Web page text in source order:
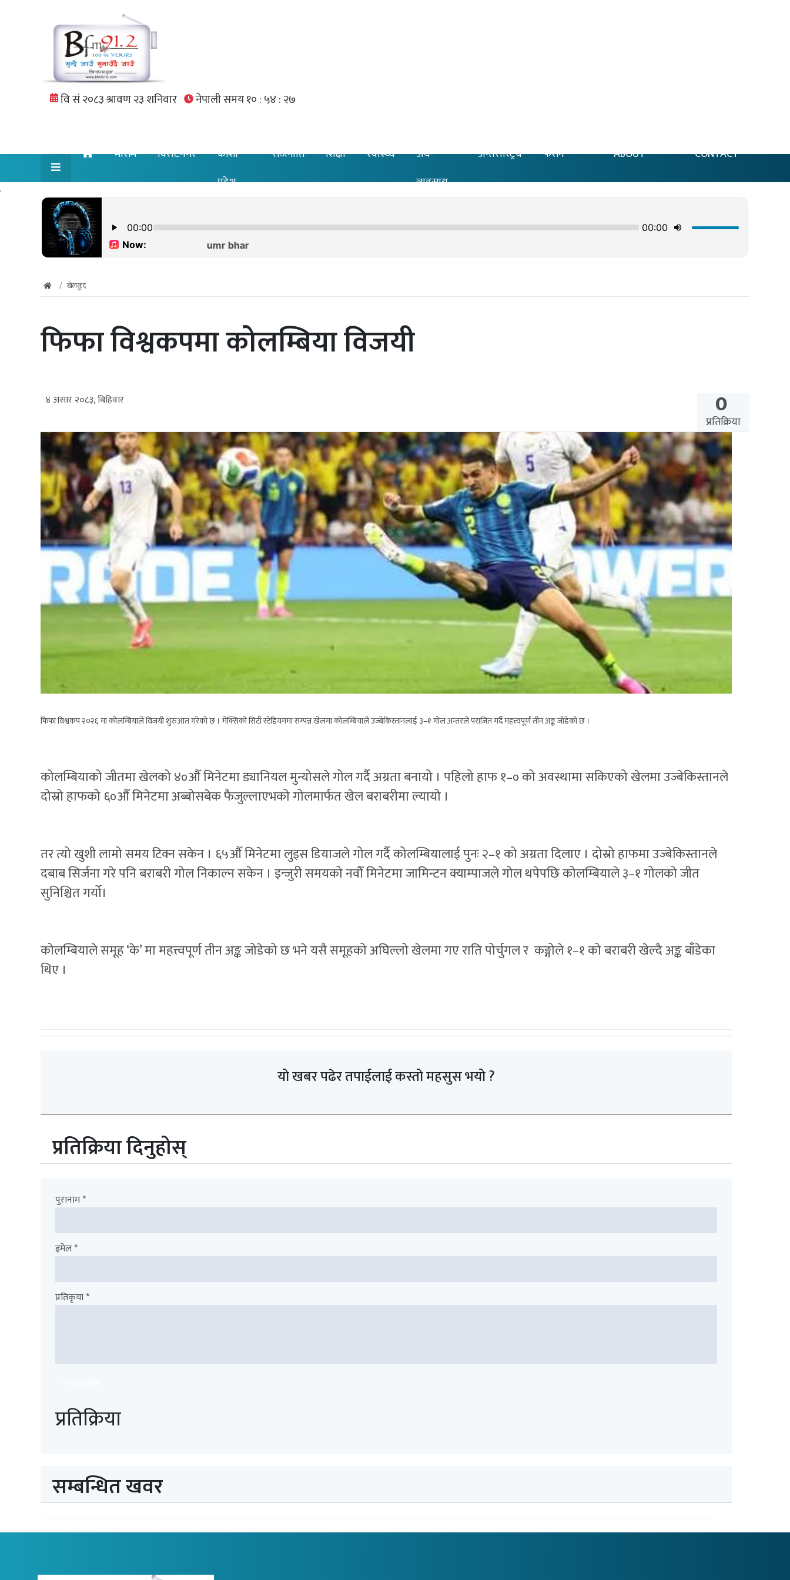
मौसम विराटनगर
कोशी
प्रदेश
राजनीति शिक्षा स्वास्थ्य
अर्थ-
व्यवसाय
अन्तरास्ट्रिय फेसन ABOUT CONTACT
.
खेलकुद
फिफा विश्वकपमा कोलम्बिया विजयी
४ असार २०८३, बिहिवार 0
प्रतिक्रिया
फिफा विश्वकप २०२६ मा कोलम्बियाले विजयी शुरुआत गरेको छ । मेक्सिको सिटी स्टेडियममा सम्पन्न खेलमा कोलम्बियाले उज्बेकिस्तानलाई ३–१ गोल अन्तरले पराजित गर्दै महत्त्वपूर्ण तीन अङ्क जोडेको छ ।
कोलम्बियाको जीतमा खेलको ४०औँ मिनेटमा ड्यानियल मुन्योसले गोल गर्दै अग्रता बनायो । पहिलो हाफ १–० को अवस्थामा सकिएको खेलमा उज्बेकिस्तानले
दोस्रो हाफको ६०औँ मिनेटमा अब्बोसबेक फैजुल्लाएभको गोलमार्फत खेल बराबरीमा ल्यायो ।
तर त्यो खुशी लामो समय टिक्न सकेन । ६५औँ मिनेटमा लुइस डियाजले गोल गर्दै कोलम्बियालाई पुनः २–१ को अग्रता दिलाए । दोस्रो हाफमा उज्बेकिस्तानले
दबाब सिर्जना गरे पनि बराबरी गोल निकाल्न सकेन । इन्जुरी समयको नवौँ मिनेटमा जामिन्टन क्याम्पाजले गोल थपेपछि कोलम्बियाले ३–१ गोलको जीत
सुनिश्चित गर्यो।
कोलम्बियाले समूह ‘के’ मा महत्त्वपूर्ण तीन अङ्क जोडेको छ भने यसै समूहको अघिल्लो खेलमा गए राति पोर्चुगल र कङ्गोले १–१ को बराबरी खेल्दै अङ्क बाँडेका
थिए ।
यो खबर पढेर तपाईलाई कस्तो महसुस भयो ?
प्रतिक्रिया दिनुहोस्
पुरानाम *
इमेल *
प्रतिकृया *
प्रतिक्रिया
सम्बन्धित खवर